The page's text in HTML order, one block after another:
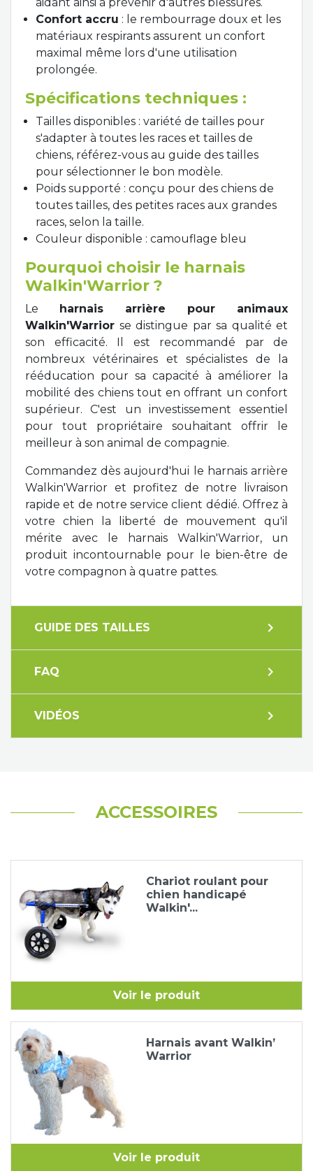
Confort accru : le rembourrage doux et les
matériaux respirants assurent un confort
maximal même lors d'une utilisation
prolongée.
Spécifications techniques :
Tailles disponibles : variété de tailles pour
s'adapter à toutes les races et tailles de
chiens, référez-vous au guide des tailles
pour sélectionner le bon modèle.
Poids supporté : conçu pour des chiens de
toutes tailles, des petites races aux grandes
races, selon la taille.
Couleur disponible : camouflage bleu
Pourquoi choisir le harnais
Walkin'Warrior ?
Le harnais arrière pour animaux
Walkin'Warrior se distingue par sa qualité et
son efficacité. Il est recommandé par de
nombreux vétérinaires et spécialistes de la
rééducation pour sa capacité à améliorer la
mobilité des chiens tout en offrant un confort
supérieur. C'est un investissement essentiel
pour tout propriétaire souhaitant offrir le
meilleur à son animal de compagnie.
Commandez dès aujourd'hui le harnais arrière
Walkin'Warrior et profitez de notre livraison
rapide et de notre service client dédié. Offrez à
votre chien la liberté de mouvement qu'il
mérite avec le harnais Walkin'Warrior, un
produit incontournable pour le bien-être de
votre compagnon à quatre pattes.
GUIDE DES TAILLES expand_more
FAQ expand_more
VIDÉOS expand_more
ACCESSOIRES
Chariot roulant pour
chien handicapé
Walkin'...
Voir le produit
Harnais avant Walkin’
Warrior
Voir le produit